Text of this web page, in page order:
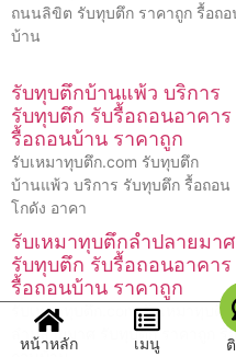
ถนนลิขิต รับทุบตึก ราคาถูก รื้อถอ
บ้าน
รับทุบตึกบ้านแพ้ว บริการ
รับทุบตึก รับรื้อถอนอาคาร
รื้อถอนบ้าน ราคาถูก
รับเหมาทุบตึก.com รับทุบตึก
บ้านแพ้ว บริการ รับทุบตึก รื้อถอน
โกดัง อาคา
รับเหมาทุบตึกลำปลายมาศ
รับทุบตึก รับรื้อถอนอาคาร
รื้อถอนบ้าน ราคาถูก
รับเหมาทุบตึก.com รับเหมาทุบตึก
ลำปลายมาศ รับทุบตึก ราคาถูก รื้อ
หน้าหลัก เมนู